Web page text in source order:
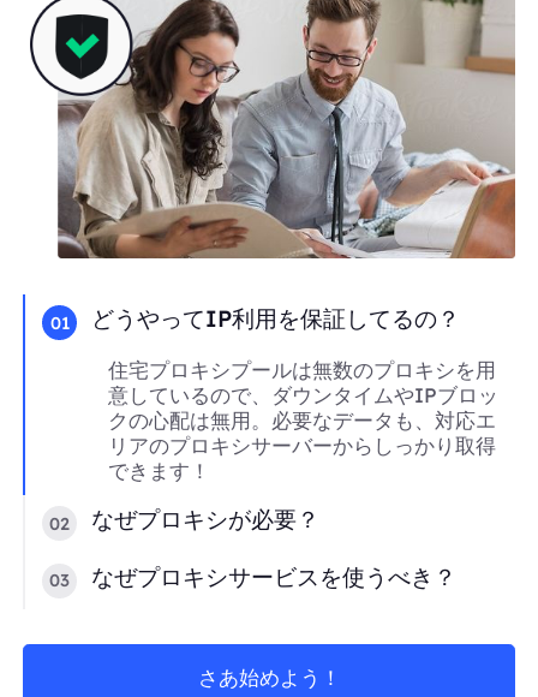
01 どうやってIP利用を保証してるの？
住宅プロキシプールは無数のプロキシを用
意しているので、ダウンタイムやIPブロッ
クの心配は無用。必要なデータも、対応エ
リアのプロキシサーバーからしっかり取得
できます！
02 なぜプロキシが必要？
03 なぜプロキシサービスを使うべき？
さあ始めよう！